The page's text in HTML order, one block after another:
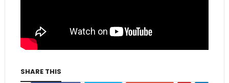
SHARE THIS